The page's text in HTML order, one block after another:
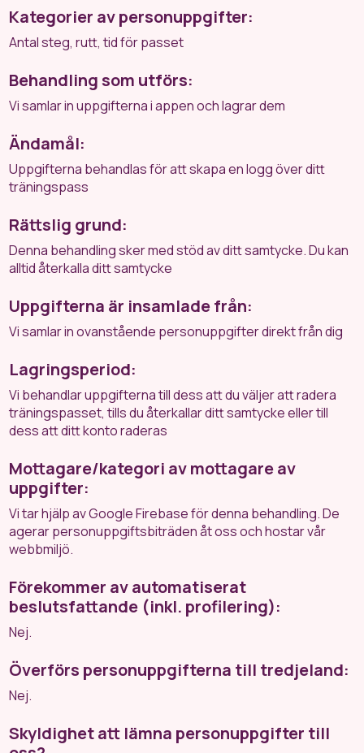
Kategorier av personuppgifter:
Antal steg, rutt, tid för passet
Behandling som utförs:
Vi samlar in uppgifterna i appen och lagrar dem
Ändamål:
Uppgifterna behandlas för att skapa en logg över ditt
träningspass
Rättslig grund:
Denna behandling sker med stöd av ditt samtycke. Du kan
alltid återkalla ditt samtycke
Uppgifterna är insamlade från:
Vi samlar in ovanstående personuppgifter direkt från dig
Lagringsperiod:
Vi behandlar uppgifterna till dess att du väljer att radera
träningspasset, tills du återkallar ditt samtycke eller till
dess att ditt konto raderas
Mottagare/kategori av mottagare av
uppgifter:
Vi tar hjälp av Google Firebase för denna behandling. De
agerar personuppgiftsbiträden åt oss och hostar vår
webbmiljö.
Förekommer av automatiserat
beslutsfattande (inkl. profilering):
Nej.
Överförs personuppgifterna till tredjeland:
Nej.
Skyldighet att lämna personuppgifter till